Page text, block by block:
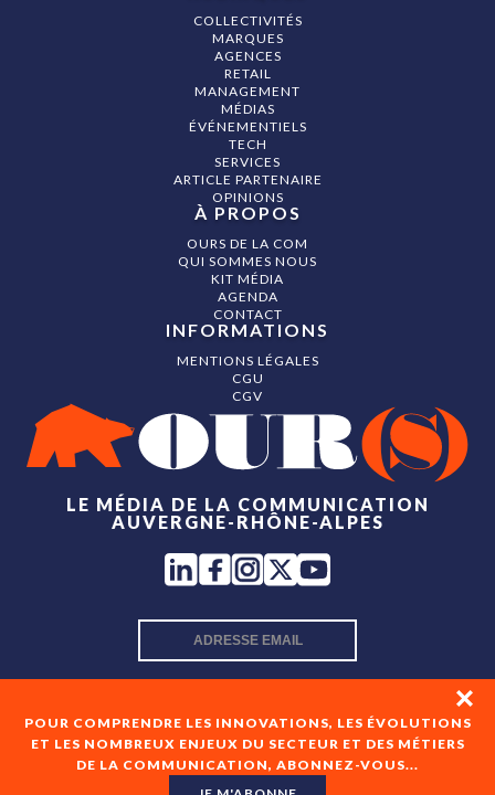
POUR COMPRENDRE LES INNOVATIONS, LES ÉVOLUTIONS
ET LES NOMBREUX ENJEUX DU SECTEUR ET DES MÉTIERS
DE LA COMMUNICATION, ABONNEZ-VOUS...
LE MÉDIA DE LA COMMUNICATION
AUVERGNE-RHÔNE-ALPES
En cochant cette case, je consens à recevoir les newsletters
COLLECTIVITÉS
MARQUES
AGENCES
RETAIL
MANAGEMENT
MÉDIAS
ÉVÉNEMENTIELS
TECH
SERVICES
ARTICLE PARTENAIRE
OPINIONS
À PROPOS
OURS DE LA COM
QUI SOMMES NOUS
KIT MÉDIA
AGENDA
CONTACT
INFORMATIONS
MENTIONS LÉGALES
CGU
CGV